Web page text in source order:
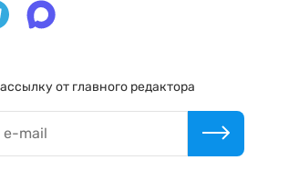
от главного редактора